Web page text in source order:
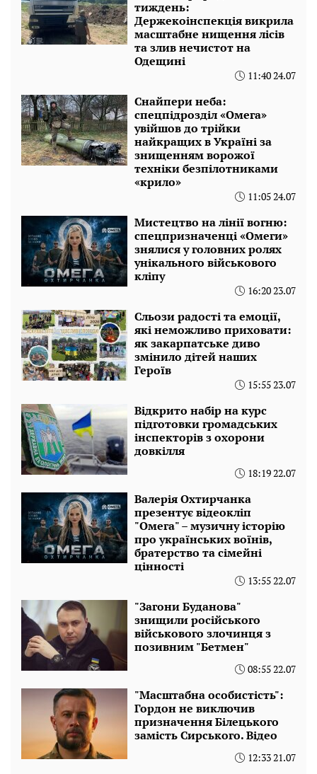
тиждень:
Держекоінспекція викрила
масштабне нищення лісів
та злив нечистот на
Одещині
11:40 24.07
Снайпери неба:
спецпідрозділ «Омега»
увійшов до трійки
найкращих в Україні за
знищенням ворожої
техніки безпілотниками
«крило»
11:05 24.07
Мистецтво на лінії вогню:
спецпризначенці «Омеги»
знялися у головних ролях
унікального військового
кліпу
16:20 23.07
Сльози радості та емоції,
які неможливо приховати:
як закарпатське диво
змінило дітей наших
Героїв
15:55 23.07
Відкрито набір на курс
підготовки громадських
інспекторів з охорони
довкілля
18:19 22.07
Валерія Охтирчанка
презентує відеокліп
"Омега" – музичну історію
про українських воїнів,
братерство та сімейні
цінності
13:55 22.07
"Загони Буданова"
знищили російського
військового злочинця з
позивним "Бетмен"
08:55 22.07
"Масштабна особистість":
Гордон не виключив
призначення Білецького
замість Сирського. Відео
12:33 21.07